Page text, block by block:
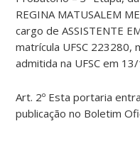
REGINA MATUSALEM
cargo de ASSISTENTE
matrícula UFSC 223280,
admitida na UFSC em
Art. 2º Esta portaria
publicação no Boletim